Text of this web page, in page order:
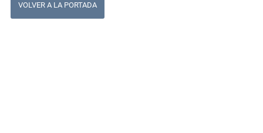
VOLVER A LA PORTADA